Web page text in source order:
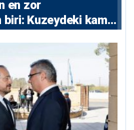
en zor
biri: Kuzeydeki kamu